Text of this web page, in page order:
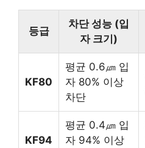
등급
차단 성능 (입
자 크기)
KF80
평균 0.6㎛ 입
자 80% 이상
차단
KF94
평균 0.4㎛ 입
자 94% 이상